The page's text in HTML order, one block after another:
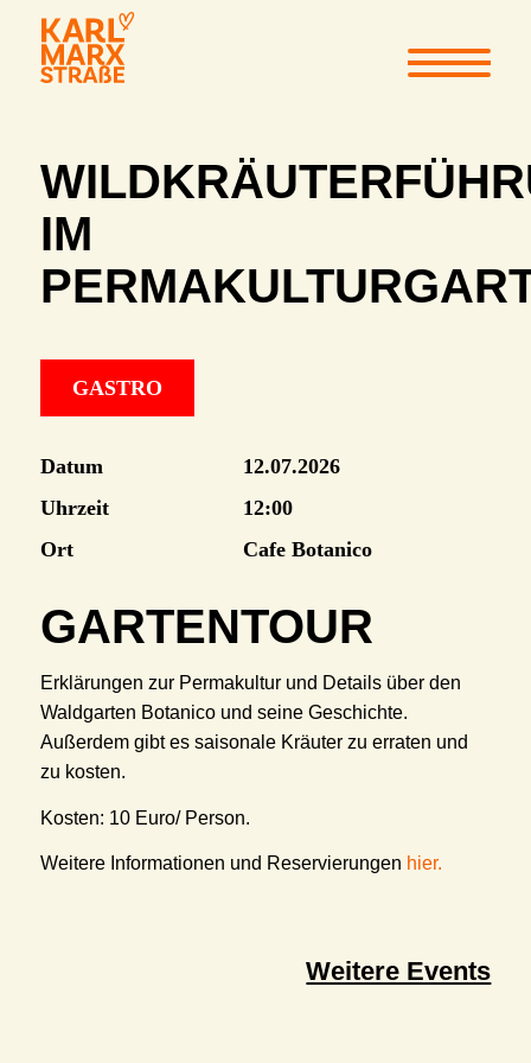
IM
GASTRO
Datum
12.07.2026
Uhrzeit
12:00
Ort
Cafe Botanico
GARTENTOUR
Erklärungen zur Permakultur und Details über den
Waldgarten Botanico und seine Geschichte.
Außerdem gibt es saisonale Kräuter zu erraten und
zu kosten.
Kosten: 10 Euro/ Person.
Weitere Informationen und Reservierungen hier.
Weitere Events